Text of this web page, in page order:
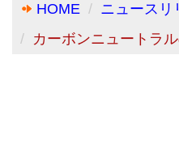
HOME ニュースリ
カーボンニュートラ